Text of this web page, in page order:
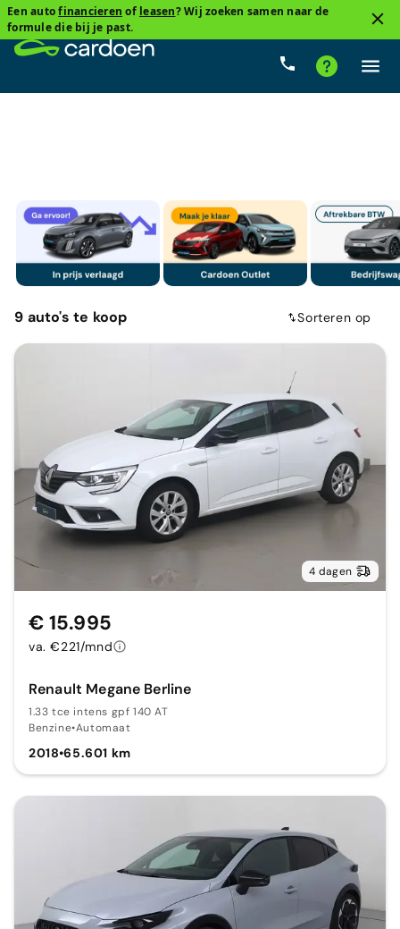
Een autofinancieren of leasen? Wij zoeken samen naar de
formule die bij je past.
Cardoenprijs Type
9 auto'ste koop Sorteren op
4 dagen
Renault Megane Berline
1.33 tce intens gpf 140 AT
Benzine•Automaat
2018•65.601 km
€ 15.995
va. €221/mnd